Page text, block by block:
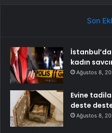
Son
İstanbul’da
kadın
Ağustos 8,
Evine
deste
Ağustos 8,